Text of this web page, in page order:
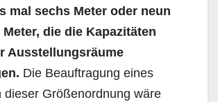
mal sechs Meter oder neun
die die Kapazitäten
Ausstellungsräume
Die Beauftragung eines
dieser Größenordnung wäre